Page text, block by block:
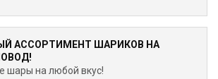
АССОРТИМЕНТ ШАРИКОВ НА
шары на любой вкус!